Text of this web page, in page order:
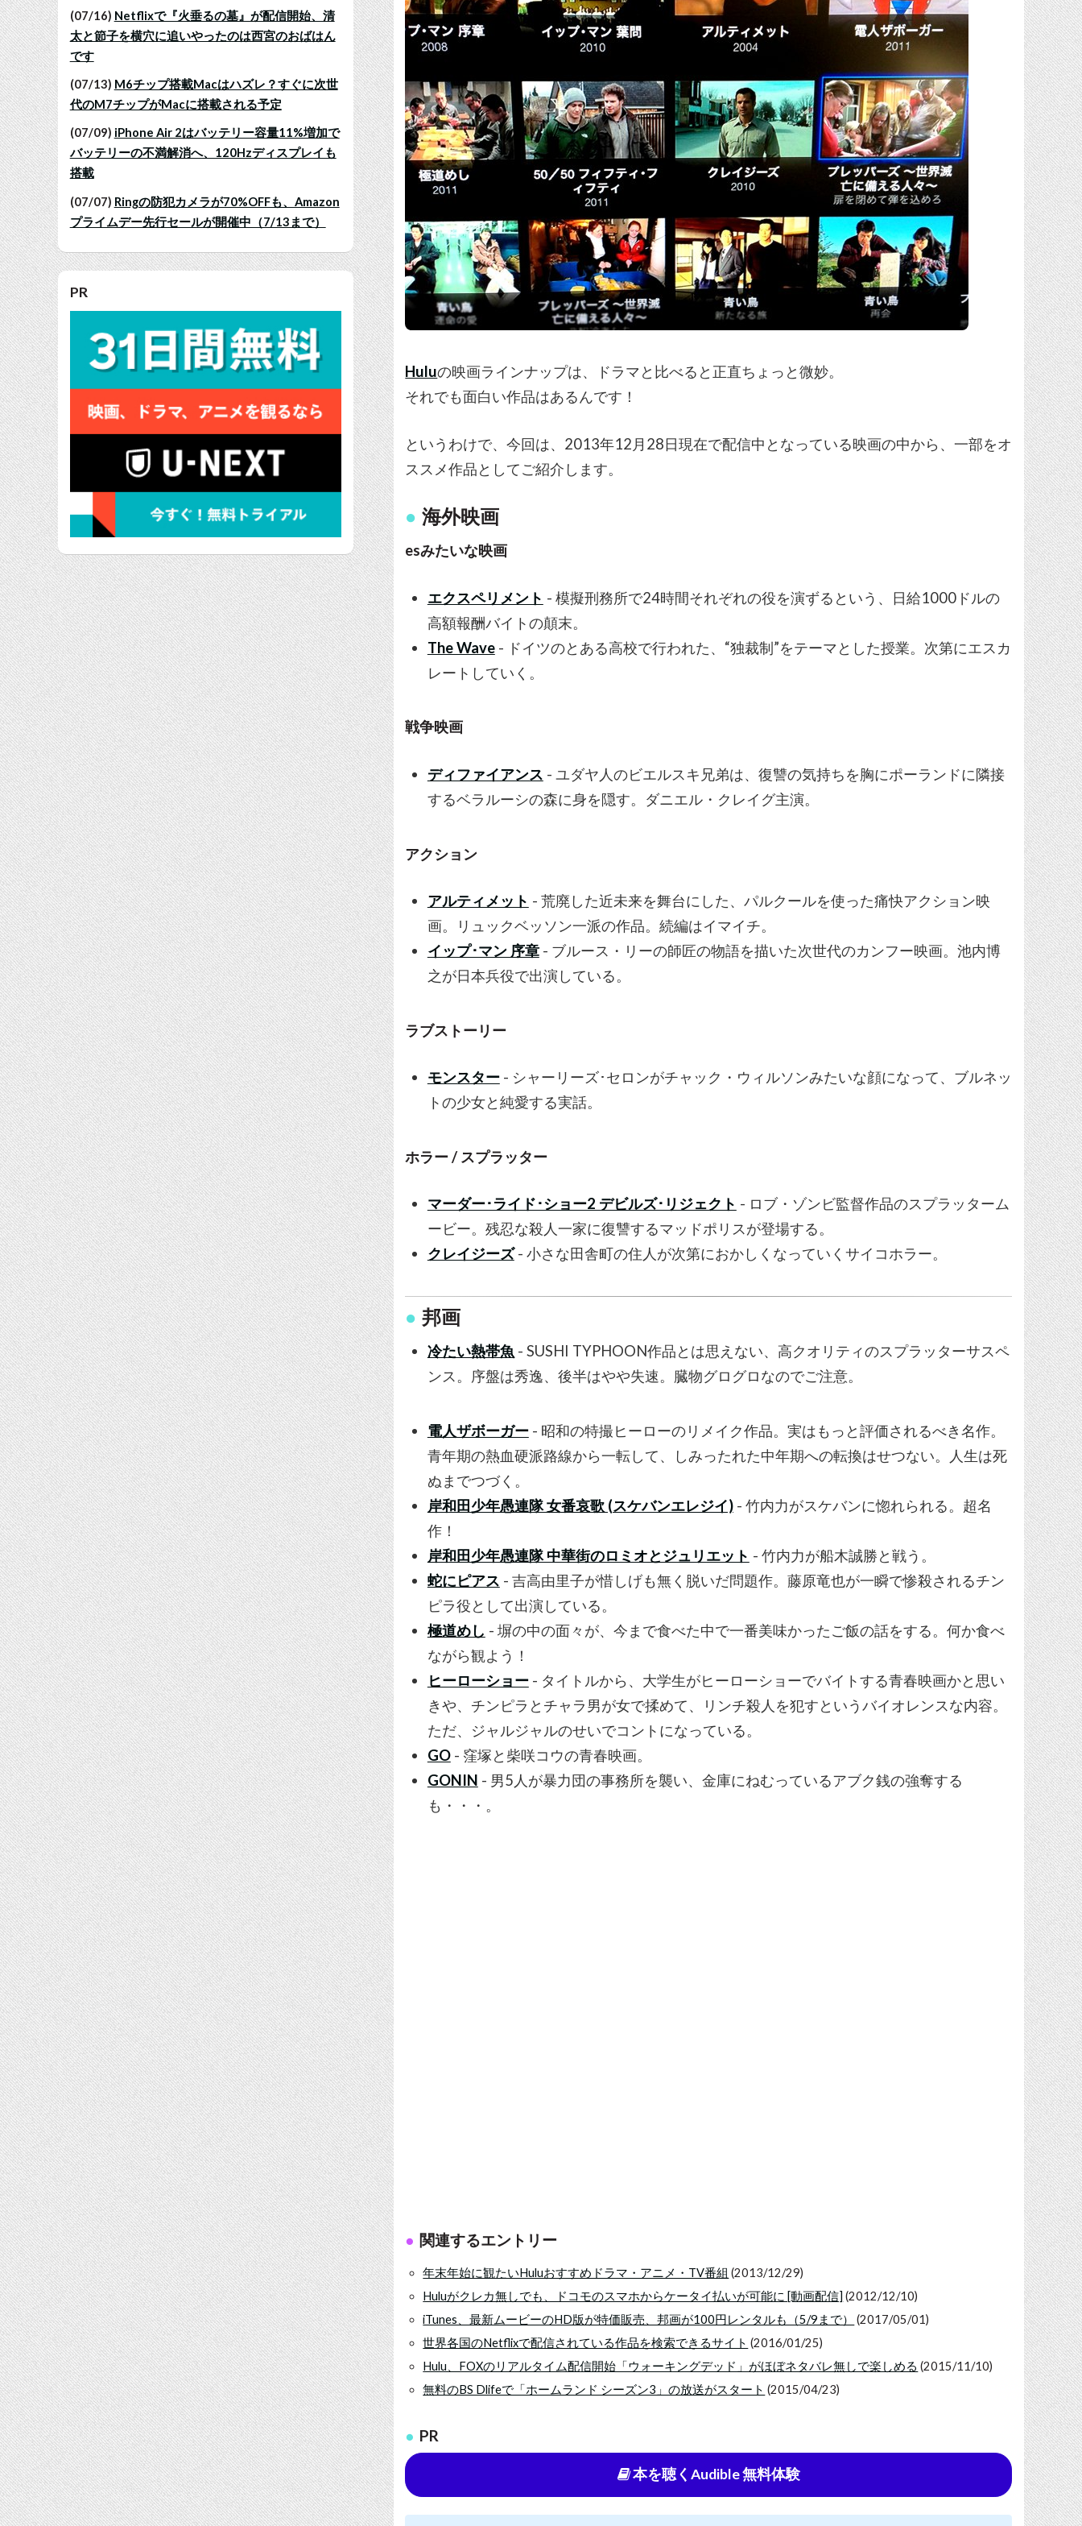
(07/16) Netflixで『火垂るの墓』が配信開始、清
太と節子を横穴に追いやったのは西宮のおばはん
です
(07/13) M6チップ搭載Macはハズレ？すぐに次世
代のM7チップがMacに搭載される予定
(07/09) iPhone Air 2はバッテリー容量11%増加で
バッテリーの不満解消へ、120Hzディスプレイも
搭載
(07/07) Ringの防犯カメラが70%OFFも、Amazon
プライムデー先行セールが開催中（7/13まで）
PR
Huluの映画ラインナップは、ドラマと比べると正直ちょっと微妙。
それでも面白い作品はあるんです！
というわけで、今回は、2013年12月28日現在で配信中となっている映画の中から、一部をオ
ススメ作品としてご紹介します。
海外映画
esみたいな映画
エクスペリメント - 模擬刑務所で24時間それぞれの役を演ずるという、日給1000ドルの
高額報酬バイトの顛末。
The Wave- ドイツのとある高校で行われた、“独裁制”をテーマとした授業。次第にエスカ
レートしていく。
戦争映画
ディファイアンス - ユダヤ人のビエルスキ兄弟は、復讐の気持ちを胸にポーランドに隣接
するベラルーシの森に身を隠す。ダニエル・クレイグ主演。
アクション
アルティメット - 荒廃した近未来を舞台にした、パルクールを使った痛快アクション映
画。リュックベッソン一派の作品。続編はイマイチ。
イップ･マン 序章- ブルース・リーの師匠の物語を描いた次世代のカンフー映画。池内博
之が日本兵役で出演している。
ラブストーリー
モンスター- シャーリーズ･セロンがチャック・ウィルソンみたいな顔になって、ブルネッ
トの少女と純愛する実話。
ホラー / スプラッター
マーダー･ライド･ショー2 デビルズ･リジェクト - ロブ・ゾンビ監督作品のスプラッターム
ービー。残忍な殺人一家に復讐するマッドポリスが登場する。
クレイジーズ- 小さな田舎町の住人が次第におかしくなっていくサイコホラー。
邦画
冷たい熱帯魚 - SUSHI TYPHOON作品とは思えない、高クオリティのスプラッターサスペ
ンス。序盤は秀逸、後半はやや失速。臓物グログロなのでご注意。
電人ザボーガー- 昭和の特撮ヒーローのリメイク作品。実はもっと評価されるべき名作。
青年期の熱血硬派路線から一転して、しみったれた中年期への転換はせつない。人生は死
ぬまでつづく。
岸和田少年愚連隊 女番哀歌 (スケバンエレジイ)- 竹内力がスケバンに惚れられる。超名
作！
岸和田少年愚連隊 中華街のロミオとジュリエット - 竹内力が船木誠勝と戦う。
蛇にピアス - 吉高由里子が惜しげも無く脱いだ問題作。藤原竜也が一瞬で惨殺されるチン
ピラ役として出演している。
極道めし - 塀の中の面々が、今まで食べた中で一番美味かったご飯の話をする。何か食べ
ながら観よう！
ヒーローショー- タイトルから、大学生がヒーローショーでバイトする青春映画かと思い
きや、チンピラとチャラ男が女で揉めて、リンチ殺人を犯すというバイオレンスな内容。
ただ、ジャルジャルのせいでコントになっている。
GO- 窪塚と柴咲コウの青春映画。
GONIN - 男5人が暴力団の事務所を襲い、金庫にねむっているアブク銭の強奪する
も・・・。
関連するエントリー
年末年始に観たいHuluおすすめドラマ・アニメ・TV番組 (2013/12/29)
Huluがクレカ無しでも、ドコモのスマホからケータイ払いが可能に [動画配信] (2012/12/10)
iTunes、最新ムービーのHD版が特価販売、邦画が100円レンタルも（5/9まで）
(2017/05/01)
世界各国のNetflixで配信されている作品を検索できるサイト (2016/01/25)
Hulu、FOXのリアルタイム配信開始「ウォーキングデッド」がほぼネタバレ無しで楽しめる (2015/11/10)
無料のBS Dlifeで「ホームランド シーズン3」の放送がスタート (2015/04/23)
PR
本を聴くAudible 無料体験